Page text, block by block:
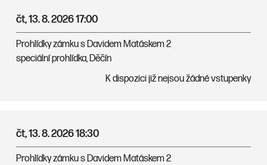
čt, 13. 8. 202617:00
Prohlídky zámku s Davidem Matáskem 2
speciální prohlídka, Děčín
K dispozici již nejsou žádné vstupenky
čt, 13. 8. 202618:30
Prohlídky zámku s Davidem Matáskem 2